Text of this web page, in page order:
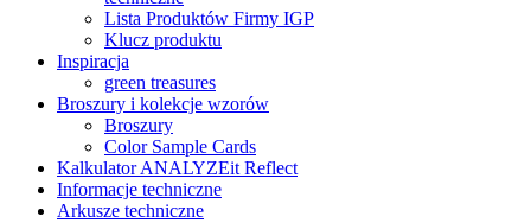
Lista Produktów Firmy IGP
Klucz produktu
Inspiracja
green treasures
Broszury i kolekcje wzorów
Broszury
Color Sample Cards
Kalkulator ANALYZEit Reflect
Informacje techniczne
Arkusze techniczne